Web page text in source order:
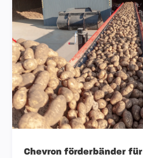
Chevron förderbänder für